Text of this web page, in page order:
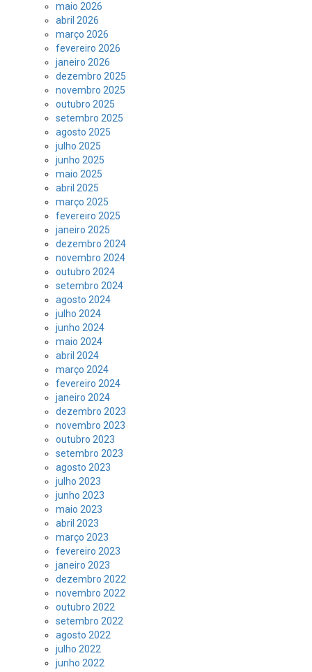
maio 2026
abril 2026
março 2026
fevereiro 2026
janeiro 2026
dezembro 2025
novembro 2025
outubro 2025
setembro 2025
agosto 2025
julho 2025
junho 2025
maio 2025
abril 2025
março 2025
fevereiro 2025
janeiro 2025
dezembro 2024
novembro 2024
outubro 2024
setembro 2024
agosto 2024
julho 2024
junho 2024
maio 2024
abril 2024
março 2024
fevereiro 2024
janeiro 2024
dezembro 2023
novembro 2023
outubro 2023
setembro 2023
agosto 2023
julho 2023
junho 2023
maio 2023
abril 2023
março 2023
fevereiro 2023
janeiro 2023
dezembro 2022
novembro 2022
outubro 2022
setembro 2022
agosto 2022
julho 2022
junho 2022